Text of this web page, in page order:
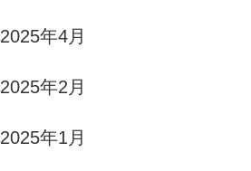
2025年4月
2025年2月
2025年1月